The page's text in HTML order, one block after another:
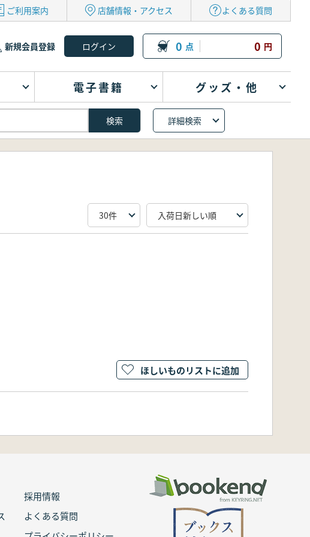
ご利用案内 店舗情報・アクセス よくある質問
新規会員登録 0 点 0 円
電子書籍 グッズ・他
詳細検索
ほしいものリストに追加
採用情報
よくある質問